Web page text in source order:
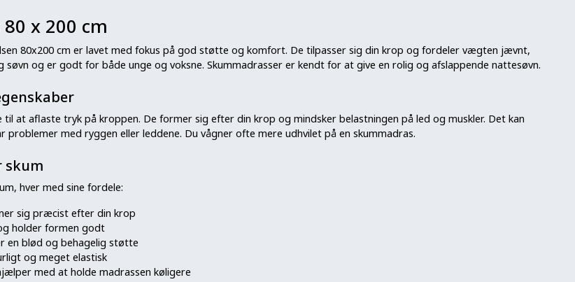
x 200 cm
80x200 cm er lavet med fokus på god støtte og komfort. De tilpasser sig din krop og fordeler vægten jævnt,
søvn og er godt for både unge og voksne. Skummadrasser er kendt for at give en rolig og afslappende nattesøvn.
til at aflaste tryk på kroppen. De former sig efter din krop og mindsker belastningen på led og muskler. Det kan
med ryggen eller leddene. Du vågner ofte mere udhvilet på en skummadras.
skum
hver med sine fordele:
sig præcist efter din krop
holder formen godt
en blød og behagelig støtte
og meget elastisk
med at holde madrassen køligere